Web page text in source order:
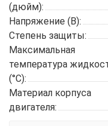
(дюйм):
Напряжение (В):
Степень защиты:
Максимальная
температура
(°C):
Материал корпуса
двигателя: